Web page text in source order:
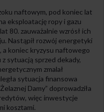
naftowym, pod koniec lat
eksploatację ropy i gazu
80. zauważalnie wzrósł ich
Nastąpił rozwój energetyki
a koniec kryzysu naftowego
sytuacją sprzed dekady,
zmalał
sytuacja finansowa
Damy” doprowadziła
więc inwestycje
kosztami.